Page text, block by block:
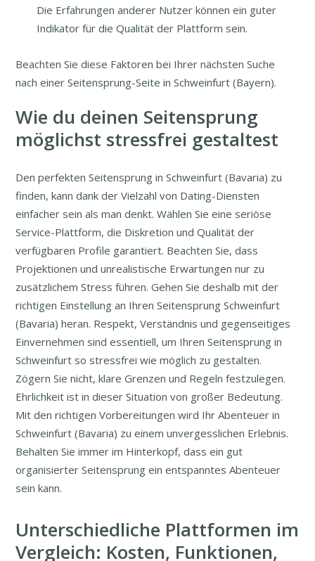
Die Erfahrungen anderer Nutzer können ein guter
Indikator für die Qualität der Plattform sein.
Beachten Sie diese Faktoren bei Ihrer nächsten Suche
nach einer Seitensprung-Seite in Schweinfurt (Bayern).
Wie du deinen Seitensprung
möglichst stressfrei gestaltest
Den perfekten Seitensprung in Schweinfurt (Bavaria) zu
finden, kann dank der Vielzahl von Dating-Diensten
einfacher sein als man denkt. Wählen Sie eine seriöse
Service-Plattform, die Diskretion und Qualität der
verfügbaren Profile garantiert. Beachten Sie, dass
Projektionen und unrealistische Erwartungen nur zu
zusätzlichem Stress führen. Gehen Sie deshalb mit der
richtigen Einstellung an Ihren Seitensprung Schweinfurt
(Bavaria) heran. Respekt, Verständnis und gegenseitiges
Einvernehmen sind essentiell, um Ihren Seitensprung in
Schweinfurt so stressfrei wie möglich zu gestalten.
Zögern Sie nicht, klare Grenzen und Regeln festzulegen.
Ehrlichkeit ist in dieser Situation von großer Bedeutung.
Mit den richtigen Vorbereitungen wird Ihr Abenteuer in
Schweinfurt (Bavaria) zu einem unvergesslichen Erlebnis.
Behalten Sie immer im Hinterkopf, dass ein gut
organisierter Seitensprung ein entspanntes Abenteuer
sein kann.
Unterschiedliche Plattformen im
Vergleich: Kosten, Funktionen,